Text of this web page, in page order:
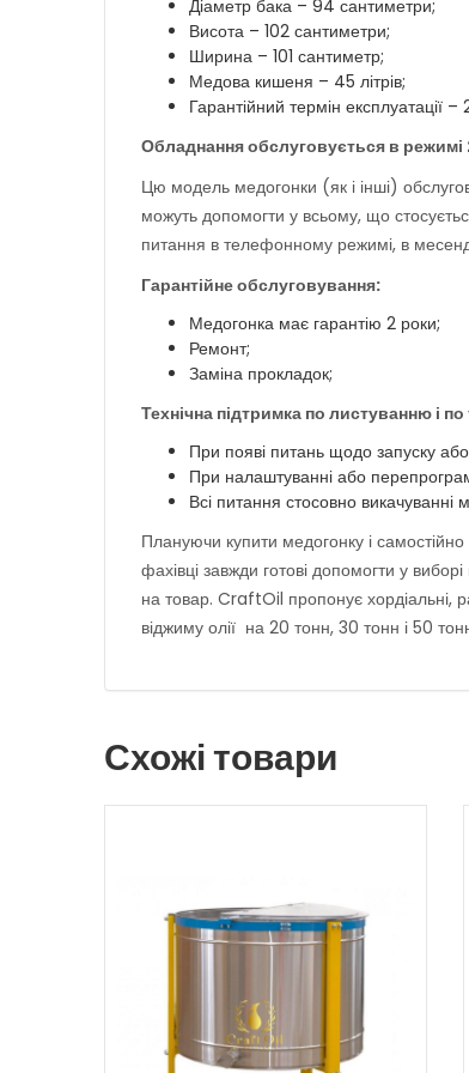
Діаметр бака – 94 сантиметри;
Висота – 102 сантиметри;
Ширина – 101 сантиметр;
Медова кишеня – 45 літрів;
Гарантійний термін експлуатації –
Обладнання обслуговується в
Цю модель медогонки (як і інші)
можуть допомогти у всьому, що
питання в телефонному режимі, в
Гарантійне обслуговування:
Медогонка має гарантію 2 роки;
Ремонт;
Заміна прокладок;
Технічна підтримка по листуванню і
При появі питань щодо запуску
При налаштуванні або
Всі питання стосовно
Плануючи купити медогонку і
фахівці завжди готові допомогти у
на товар. CraftOil пропонує хордіальні,
віджиму олії на 20 тонн, 30 тонн і 50
Схожі товари